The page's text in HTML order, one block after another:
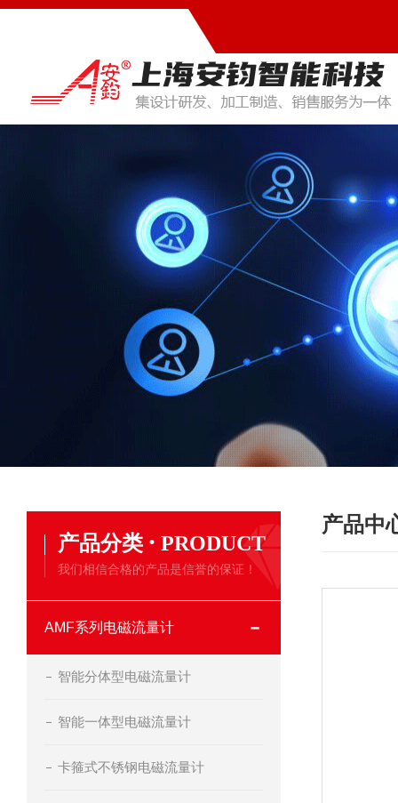
产品分类 · PRODUCT
我们相信合格的产品是信誉的保证！
AMF系列电磁流量计
智能分体型电磁流量计
智能一体型电磁流量计
卡箍式不锈钢电磁流量计
产品中